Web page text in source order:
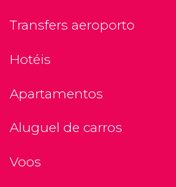
Transfers aeroporto
Hotéis
Apartamentos
Aluguel de carros
Voos